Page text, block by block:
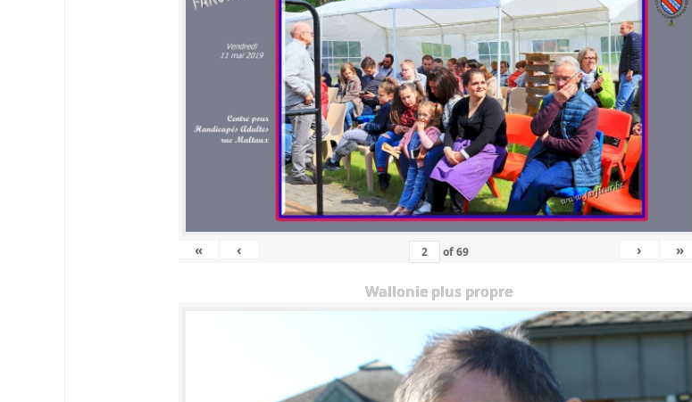
« ‹ of69 › »
Wallonie plus propre